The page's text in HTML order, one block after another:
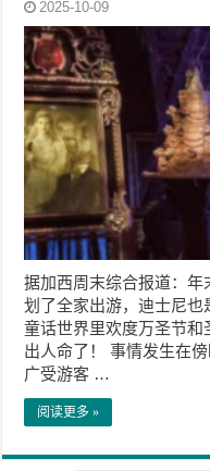
2025-10-09
据加西周末综合报道：
划了全家出游，迪士尼
童话世界里欢度万圣节
出人命了！ 事情发生在
广受游客 …
阅读更多 »